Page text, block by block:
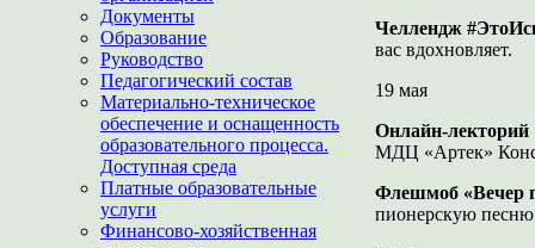
Документы
Образование
Руководство
Педагогический состав
Материально-техническое
обеспечение и оснащенность
образовательного процесса.
Доступная среда
Платные образовательные
услуги
Финансово-хозяйственная
Челлендж
вас вдохновляет.
19 мая
Онлайн-лекторий
МДЦ «Артек»
Флешмоб «Вечер
пионерскую